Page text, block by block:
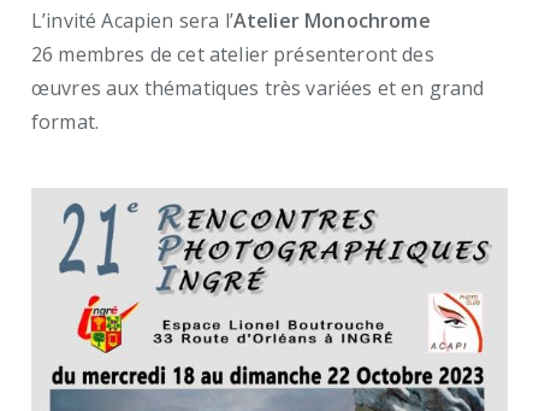
L’invité Acapien sera l’Atelier Monochrome
26 membres de cet atelier présenteront des
œuvres aux thématiques très variées et en grand
format.